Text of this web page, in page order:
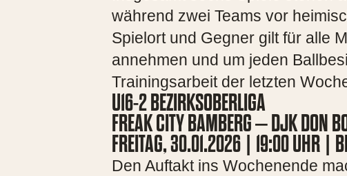
während zwei Teams vor
Spielort und Gegner gilt für alle
annehmen und um jeden
Trainingsarbeit der letzten
U16-2 BEZIRKSOBERLIGA
FREAK CITY BAMBERG – DJK DON
FREITAG, 30.01.2026 | 19:00 UHR |
Den Auftakt ins Wochenende